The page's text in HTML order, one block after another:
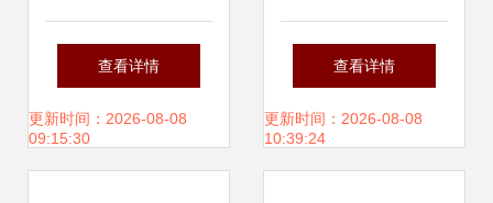
以智能化信息革新
引领供应链物流生
查看详情
更新时间：2026-08-08
09:15:30
数字化转型 三 客
服 采购 财务和技
查看详情
更新时间：2026-08-08
10:39:24